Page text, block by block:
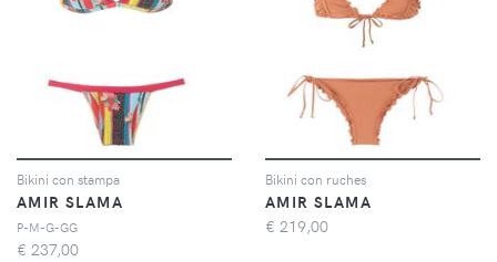
Bikini con stampa
AMIR SLAMA
P-M-G-GG
€ 237,00
Bikini con ruches
AMIR SLAMA
€ 219,00